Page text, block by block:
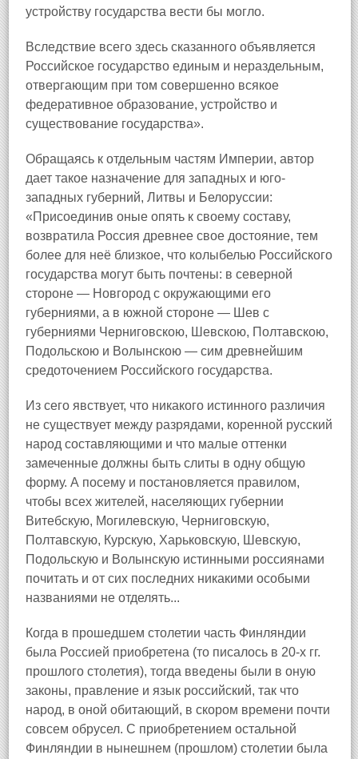
устройству государства вести бы могло.
Вследствие всего здесь сказанного объявляется
Российское государство единым и нераздельным,
отвергающим при том совершенно всякое
федеративное образование, устройство и
существование государства».
Обращаясь к отдельным частям Империи, автор
дает такое назначение для западных и юго-
западных губерний, Литвы и Белоруссии:
«Присоединив оные опять к своему составу,
возвратила Россия древнее свое достояние, тем
более для неё близкое, что колыбелью Российского
государства могут быть почтены: в северной
стороне — Новгород с окружающими его
губерниями, а в южной стороне — Шев с
губерниями Черниговскою, Шевскою, Полтавскою,
Подольскою и Волынскою — сим древнейшим
средоточением Российского государства.
Из сего явствует, что никакого истинного различия
не существует между разрядами, коренной русский
народ составляющими и что малые оттенки
замеченные должны быть слиты в одну общую
форму. А посему и постановляется правилом,
чтобы всех жителей, населяющих губернии
Витебскую, Могилевскую, Черниговскую,
Полтавскую, Курскую, Харьковскую, Шевскую,
Подольскую и Волынскую истинными россиянами
почитать и от сих последних никакими особыми
названиями не отделять...
Когда в прошедшем столетии часть Финляндии
была Россией приобретена (то писалось в 20-х гг.
прошлого столетия), тогда введены были в оную
законы, правление и язык российский, так что
народ, в оной обитающий, в скором времени почти
совсем обрусел. С приобретением остальной
Финляндии в нынешнем (прошлом) столетии была